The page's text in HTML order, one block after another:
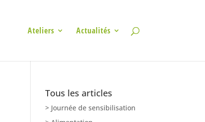
Ateliers Actualités
Tous les articles
> Journée de sensibilisation